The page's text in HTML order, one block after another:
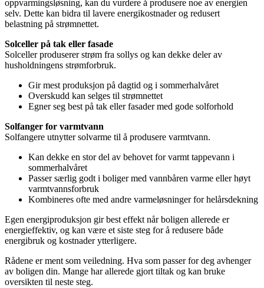
oppvarmingsløsning, kan du vurdere å produsere noe av energien
selv. Dette kan bidra til lavere energikostnader og redusert
belastning på strømnettet.
Solceller på tak eller fasade
Solceller produserer strøm fra sollys og kan dekke deler av
husholdningens strømforbruk.
Gir mest produksjon på dagtid og i sommerhalvåret
Overskudd kan selges til strømnettet
Egner seg best på tak eller fasader med gode solforhold
Solfanger for varmtvann
Solfangere utnytter solvarme til å produsere varmtvann.
Kan dekke en stor del av behovet for varmt tappevann i
sommerhalvåret
Passer særlig godt i boliger med vannbåren varme eller høyt
varmtvannsforbruk
Kombineres ofte med andre varmeløsninger for helårsdekning
Egen energiproduksjon gir best effekt når boligen allerede er
energieffektiv, og kan være et siste steg for å redusere både
energibruk og kostnader ytterligere.
Rådene er ment som veiledning. Hva som passer for deg avhenger
av boligen din. Mange har allerede gjort tiltak og kan bruke
oversikten til neste steg.